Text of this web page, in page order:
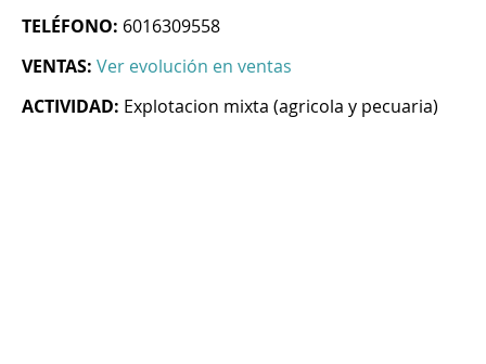
TELÉFONO: 6016309558
VENTAS: Ver evolución en ventas
ACTIVIDAD: Explotacion mixta (agricola y pecuaria)